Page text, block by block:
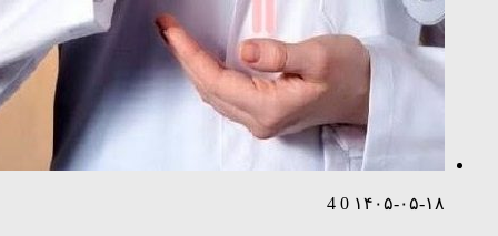
۱۴۰۵-۰۵-۱۸ 0
4